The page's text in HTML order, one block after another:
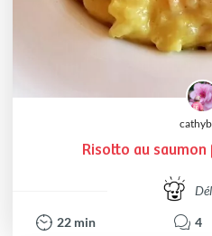
Risotto au
22 min 4